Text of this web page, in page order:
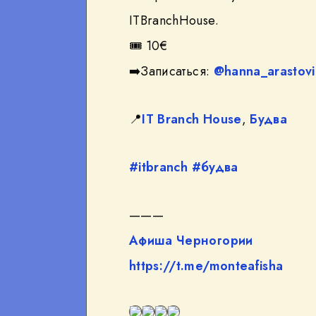
ITBranchHouse.
🎟 10€
➡️Записаться:
📍IT Branch House, Будва
#itbranch #будва
———
Афиша Черногории
https://t.me/monteafisha